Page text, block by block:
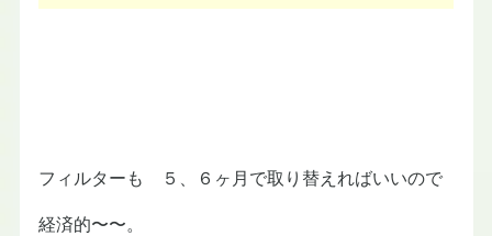
フィルターも ５、６ヶ月で取り替えればいいので
経済的〜〜。